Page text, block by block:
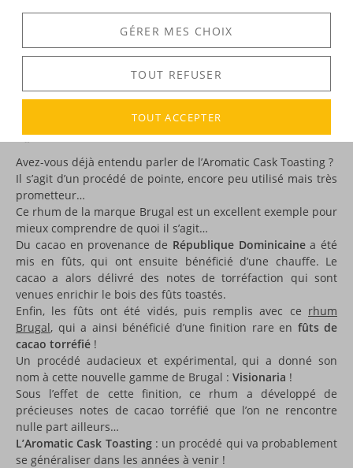
DESCRIPTION
Avez-vous déjà entendu parler de l’Aromatic Cask Toasting ?
Il s’agit d’un procédé de pointe, encore peu utilisé mais très
prometteur…
Ce rhum de la marque Brugal est un excellent exemple pour
mieux comprendre de quoi il s’agit…
Du cacao en provenance de République Dominicainea été
mis en fûts, qui ont ensuite bénéficié d’une chauffe. Le
cacao a alors délivré des notes de torréfaction qui sont
venues enrichir le bois des fûts toastés.
Enfin, les fûts ont été vidés, puis remplis avec ce rhum
Brugal, qui a ainsi bénéficié d’une finition rare en fûts de
cacao torréfié !
Un procédé audacieux et expérimental, qui a donné son
nom à cette nouvelle gamme de Brugal : Visionaria !
Sous l’effet de cette finition, ce rhum a développé de
précieuses notes de cacao torréfié que l’on ne rencontre
nulle part ailleurs…
L’Aromatic Cask Toasting: un procédé qui va probablement
se généraliser dans les années à venir !
GÉRER MES CHOIX
TOUT REFUSER
TOUT ACCEPTER